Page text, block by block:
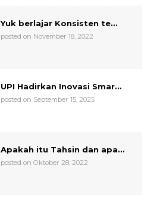
Yuk berlajar Konsisten te...
posted on November 18, 2022
UPI Hadirkan Inovasi Smar...
posted on September 15, 2025
Apakah itu Tahsin dan apa...
posted on Oktober 28, 2022